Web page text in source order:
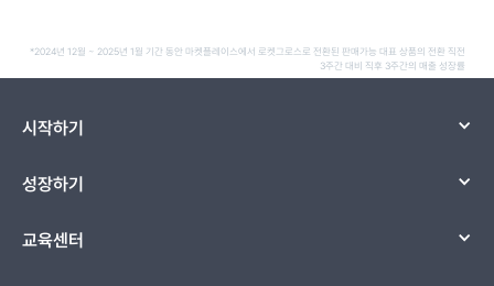
*2024년 12월 ~ 2025년 1월 기간 동안 마켓플레이스에서 로켓그로스로 전환된 판매가능 대표 상품의 전환 직전
3주간 대비 직후 3주간의 매출 성장률
시작하기
성장하기
교육센터